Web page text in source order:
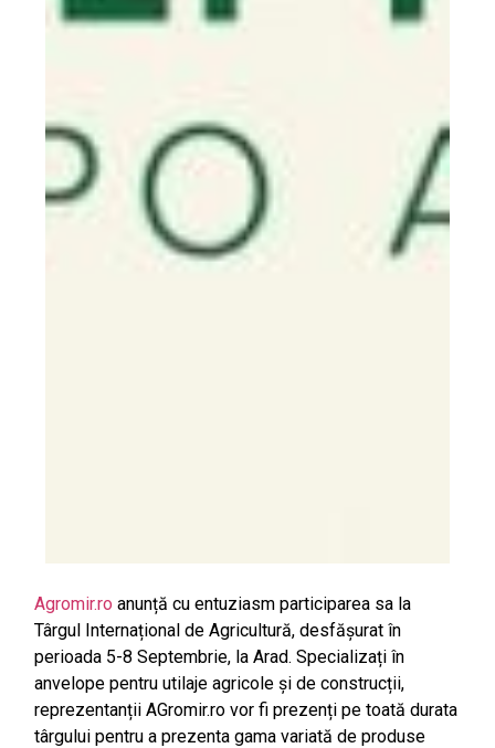
Agromir.ro anunță cu entuziasm participarea sa la
Târgul Internațional de Agricultură, desfășurat în
perioada 5-8 Septembrie, la Arad. Specializați în
anvelope pentru utilaje agricole și de construcții,
reprezentanții AGromir.ro vor fi prezenți pe toată durata
târgului pentru a prezenta gama variată de produse